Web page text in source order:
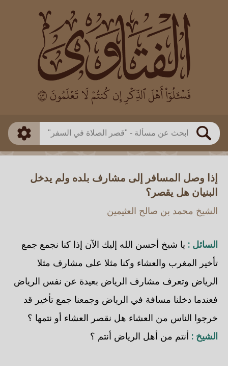
بحث
العالم
بن باز
بن العثيمين
اللجنة الدائمة
طريقة البحث
ذكي
إذا وصل المسافر إلى مشارف بلده ولم يدخل
البنيان هل يقصر؟
الشيخ محمد بن صالح العثيمين
السائل : يا شيخ أحسن الله إليك الآن إذا كنا نجمع جمع
تأخير المغرب والعشاء وكنا مثلا على مشارف مثلا
الرياض وتعرف مشارف الرياض بعيدة عن نفس الرياض
فعندما دخلنا مسافة في الرياض وجمعنا جمع تأخير قد
خرجوا الناس من العشاء هل نقصر العشاء أو نتمها ؟
الشيخ : أنتم من أهل الرياض أنتم ؟